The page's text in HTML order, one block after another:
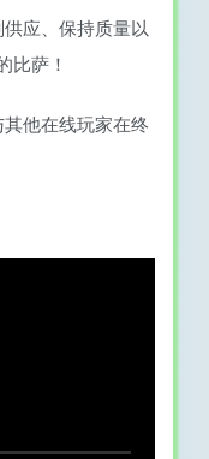
应、保持质量以
比萨！
他在线玩家在终